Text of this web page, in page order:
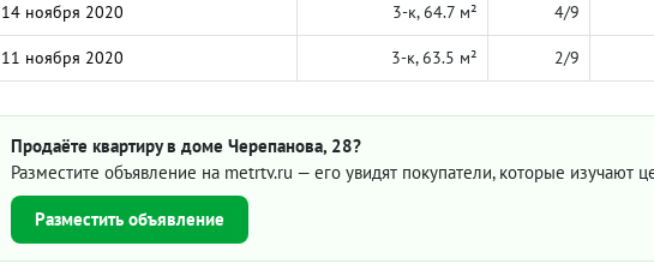
14 ноября 2020 3-к, 64.7 м² 4/9
11 ноября 2020 3-к, 63.5 м² 2/9
Продаёте квартиру в доме Черепанова, 28?
Разместите объявление на metrtv.ru — его увидят покупатели, которые изучают
Разместить объявление